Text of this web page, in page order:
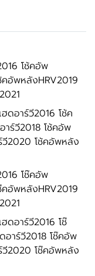
โช้คอัพ
อัพหลังHRV2019
ดอาร์วี2016 โช้ค
ร์วี2018 โช้คอัพ
2020 โช้คอัพหลัง
โช๊คอัพ
อัพหลังHRV2019
ดอาร์วี2016 โช๊
าร์วี2018 โช๊คอัพ
2020 โช๊คอัพหลัง